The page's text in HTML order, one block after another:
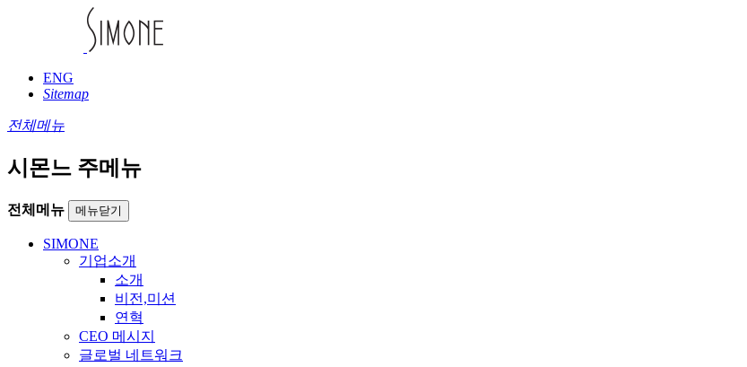
ENG
Sitemap
전체메뉴
시몬느 주메뉴
전체메뉴 메뉴닫기
SIMONE
기업소개
소개
비전,미션
연혁
CEO 메시지
글로벌 네트워크